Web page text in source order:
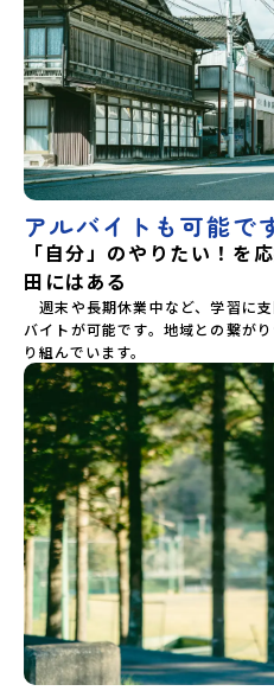
アルバイトも可能で
「自分」のやりたい！を
田にはある
週末や長期休業中など、学習に
バイトが可能です。地域との繋が
り組んでいます。